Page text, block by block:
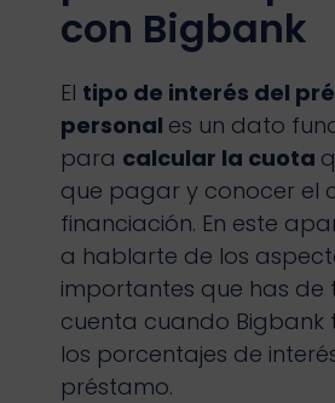
con Bigbank
El tipo de interés del
personal es un dato
para calcular la cuota
que pagar y conocer el
financiación. En este
a hablarte de los
importantes que has de
cuenta cuando Bigbank
los porcentajes de
préstamo.